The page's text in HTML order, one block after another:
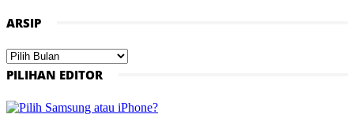
ARSIP
Arsip
PILIHAN EDITOR